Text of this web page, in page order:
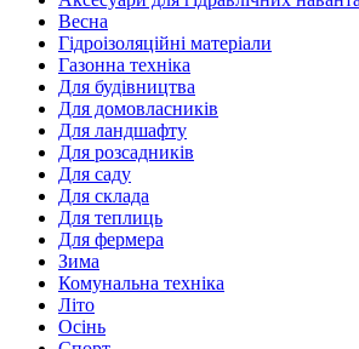
Весна
Гідроізоляційні матеріали
Газонна техніка
Для будівництва
Для домовласників
Для ландшафту
Для розсадників
Для саду
Для склада
Для теплиць
Для фермера
Зима
Комунальна техніка
Літо
Осінь